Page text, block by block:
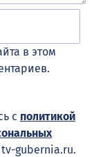
в этом
с политикой
tv-gubernia.ru.